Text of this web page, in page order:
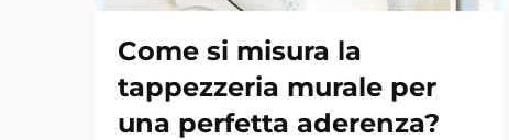
Come si misura la
tappezzeria murale per
una perfetta aderenza?